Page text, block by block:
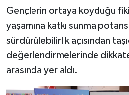
Gençlerin ortaya koyduğu
yaşamına katkı sunma
sürdürülebilirlik açısından
değerlendirmelerinde dikkate
arasında yer aldı.